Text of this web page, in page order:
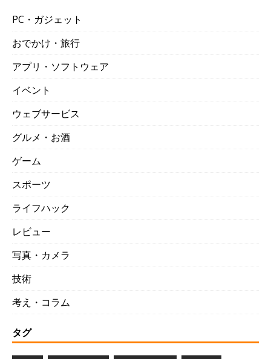
PC・ガジェット
おでかけ・旅行
アプリ・ソフトウェア
イベント
ウェブサービス
グルメ・お酒
ゲーム
スポーツ
ライフハック
レビュー
写真・カメラ
技術
考え・コラム
タグ